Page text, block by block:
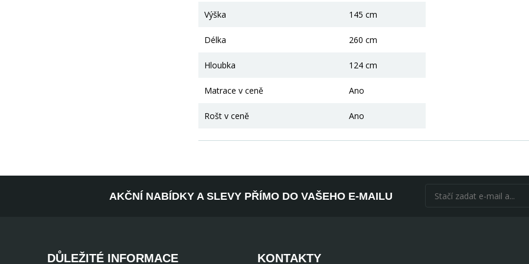
Výška 145 cm
Délka 260 cm
Hloubka 124 cm
Matrace v ceně Ano
Rošt v ceně Ano
AKČNÍ NABÍDKY A SLEVY PŘÍMO DO VAŠEHO E-MAILU
DŮLEŽITÉ INFORMACE KONTAKTY